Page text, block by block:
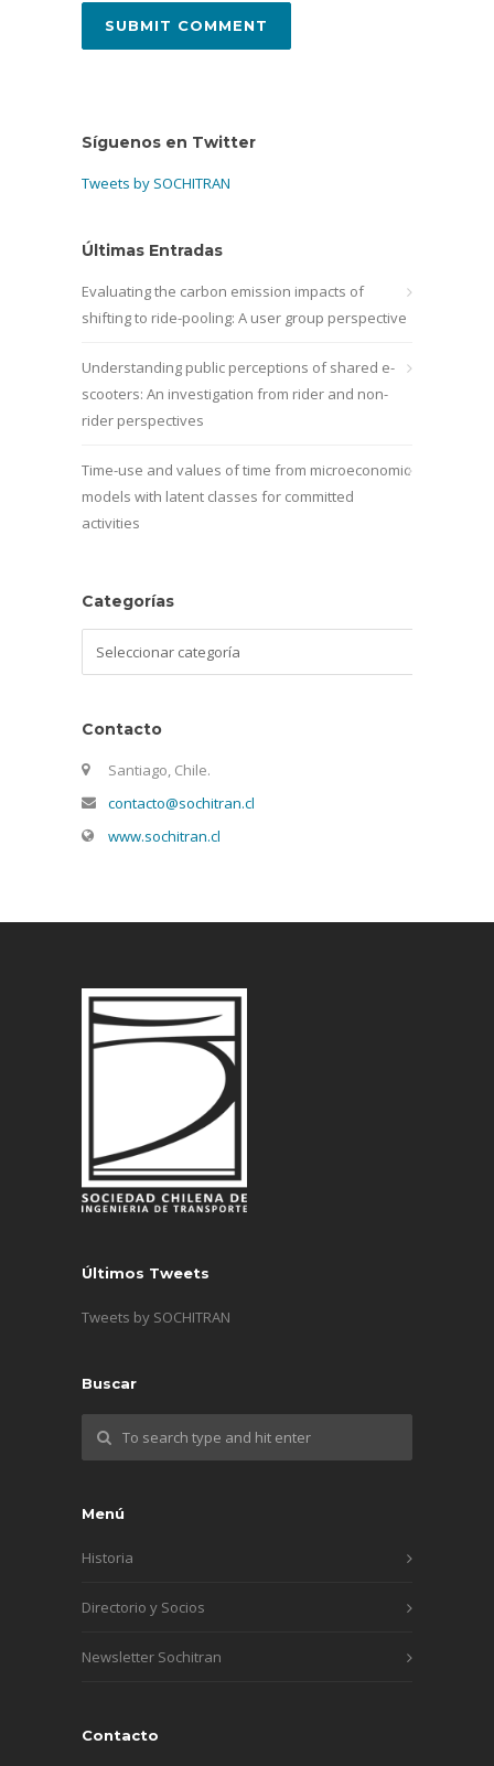
Síguenos en Twitter
Tweets by SOCHITRAN
Últimas Entradas
Evaluating the carbon emission impacts of
shifting to ride-pooling: A user group perspective
Understanding public perceptions of shared e-
scooters: An investigation from rider and non-
rider perspectives
Time-use and values of time from microeconomic
models with latent classes for committed
activities
Categorías
Contacto
Santiago, Chile.
contacto@sochitran.cl
www.sochitran.cl
Últimos Tweets
Tweets by SOCHITRAN
Buscar
Menú
Historia
Directorio y Socios
Newsletter Sochitran
Contacto